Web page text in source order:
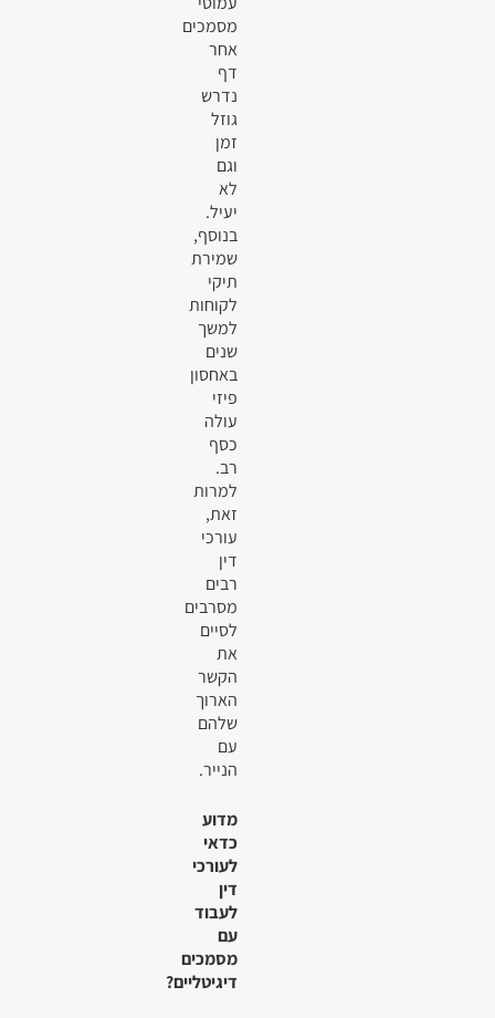
מסמכים
אחר
דף
נדרש
גוזל
זמן
וגם
לא
יעיל.
בנוסף,
שמירת
תיקי
לקוחות
למשך
שנים
באחסון
פיזי
עולה
כסף
רב.
למרות
זאת,
עורכי
דין
רבים
מסרבים
לסיים
את
הקשר
הארוך
שלהם
עם
הנייר.
מדוע
כדאי
לעורכי
דין
לעבוד
עם
מסמכים
דיגיטליים?